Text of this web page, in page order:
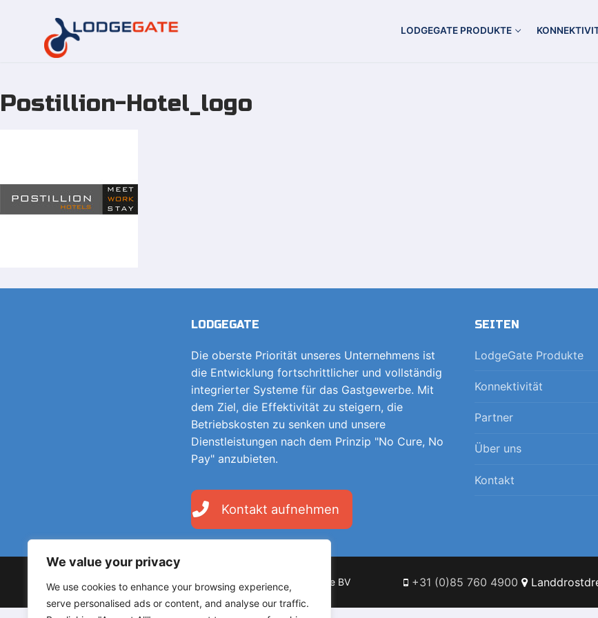
We value your privacy
We use cookies to enhance your browsing experience,
serve personalised ads or content, and analyse our traffic.
Zum
Inhalt
LODGEGATE PRODUKTE
Postillion-Hotel_logo
LODGEGATE
Die oberste Priorität unseres Unternehmens ist
die Entwicklung fortschrittlicher und vollständig
integrierter Systeme für das Gastgewerbe. Mit
dem Ziel, die Effektivität zu steigern, die
Betriebskosten zu senken und unsere
Dienstleistungen nach dem Prinzip "No Cure, No
Pay" anzubieten.
Kontakt aufnehmen
SEITEN
LodgeGate Produkte
Konnektivität
Partner
Über uns
Kontakt
Copyright © 2026 LodgeGate PMS - Powered by Hotels Online BV +31 (0)85 760 4900